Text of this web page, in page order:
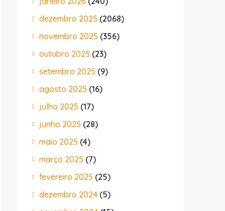
dezembro 2025 (2068)
novembro 2025 (356)
outubro 2025 (23)
setembro 2025 (9)
agosto 2025 (16)
julho 2025 (17)
junho 2025 (28)
maio 2025 (4)
março 2025 (7)
fevereiro 2025 (25)
dezembro 2024 (5)